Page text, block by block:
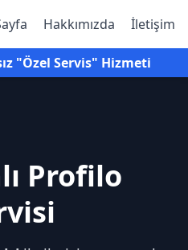
Hakkımızda İletişim
"Özel Servis" Hizmeti
Profilo